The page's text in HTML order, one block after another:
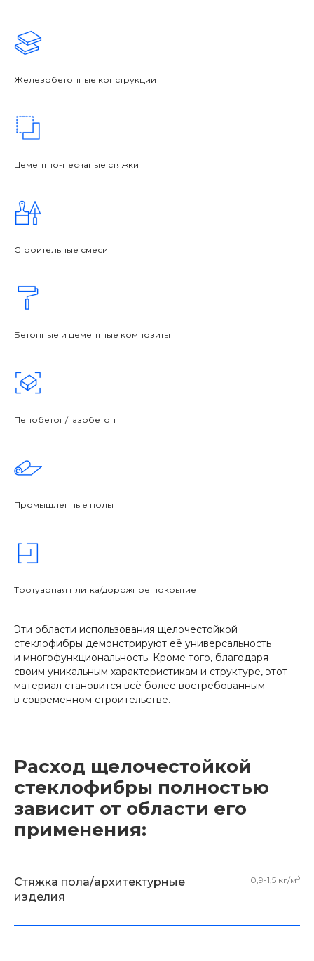
Железобетонные конструкции
Цементно-песчаные стяжки
Строительные смеси
Бетонные и цементные композиты
Пенобетон/газобетон
Промышленные полы
Тротуарная плитка/дорожное покрытие
Эти области использования щелочестойкой
стеклофибры демонстрируют её универсальность
и многофункциональность. Кроме того, благодаря
своим уникальным характеристикам и структуре, этот
материал становится всё более востребованным
в современном строительстве.
Расход щелочестойкой
стеклофибры полностью
зависит от области его
применения:
Стяжка пола/архитектурные
изделия
0,9-1,5 кг/м3